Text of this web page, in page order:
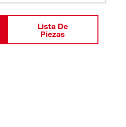
Lista De
Piezas